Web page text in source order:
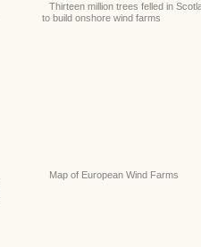
Thirteen million trees felled in
to build onshore wind farms
Map of European Wind Farms